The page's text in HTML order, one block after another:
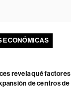
ECONÓMICAS
revela qué factores
de centros de